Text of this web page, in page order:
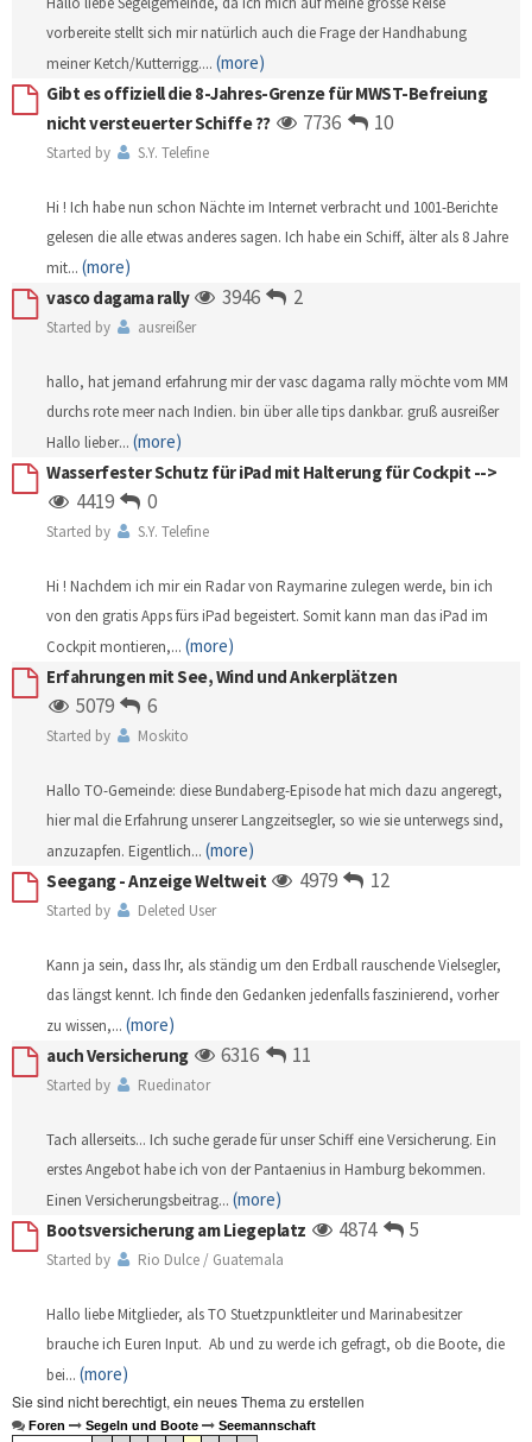
vorbereite stellt sich mir natürlich auch die Frage der Handhabung
meiner Ketch/Kutterrigg.... (more)
Gibt es offiziell die 8-Jahres-Grenze für MWST-Befreiung
nicht versteuerter Schiffe ??
7736 10
Started by S.Y. Telefine
Hi ! Ich habe nun schon Nächte im Internet verbracht und 1001-Berichte
gelesen die alle etwas anderes sagen. Ich habe ein Schiff, älter als 8 Jahre
mit... (more)
vasco dagama rally
3946 2
Started by ausreißer
hallo, hat jemand erfahrung mir der vasc dagama rally möchte vom MM
durchs rote meer nach Indien. bin über alle tips dankbar. gruß ausreißer
Hallo lieber... (more)
Wasserfester Schutz für iPad mit Halterung für Cockpit -->
4419 0
Started by S.Y. Telefine
Hi ! Nachdem ich mir ein Radar von Raymarine zulegen werde, bin ich
von den gratis Apps fürs iPad begeistert. Somit kann man das iPad im
Cockpit montieren,... (more)
Erfahrungen mit See, Wind und Ankerplätzen
5079 6
Started by Moskito
Hallo TO-Gemeinde: diese Bundaberg-Episode hat mich dazu angeregt,
hier mal die Erfahrung unserer Langzeitsegler, so wie sie unterwegs sind,
anzuzapfen. Eigentlich... (more)
Seegang - Anzeige Weltweit
4979 12
Started by Deleted User
Kann ja sein, dass Ihr, als ständig um den Erdball rauschende Vielsegler,
das längst kennt. Ich finde den Gedanken jedenfalls faszinierend, vorher
zu wissen,... (more)
auch Versicherung
6316 11
Started by Ruedinator
Tach allerseits... Ich suche gerade für unser Schiff eine Versicherung. Ein
erstes Angebot habe ich von der Pantaenius in Hamburg bekommen.
Einen Versicherungsbeitrag... (more)
Bootsversicherung am Liegeplatz
4874 5
Started by Rio Dulce / Guatemala
Hallo liebe Mitglieder, als TO Stuetzpunktleiter und Marinabesitzer
brauche ich Euren Input. Ab und zu werde ich gefragt, ob die Boote, die
bei... (more)
Sie sind nicht berechtigt, ein neues Thema zu erstellen
Foren Segeln und Boote Seemannschaft